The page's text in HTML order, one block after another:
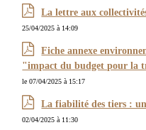
La lettre aux
25/04/2025 à 14:09
Fiche annexe
"impact du budget pour la
le 07/04/2025 à 15:17
La fiabilité des tiers :
02/04/2025 à 11:30